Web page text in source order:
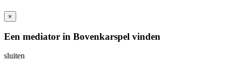
×
Een mediator in Bovenkarspel vinden
sluiten